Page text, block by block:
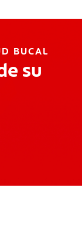
BUCAL
su